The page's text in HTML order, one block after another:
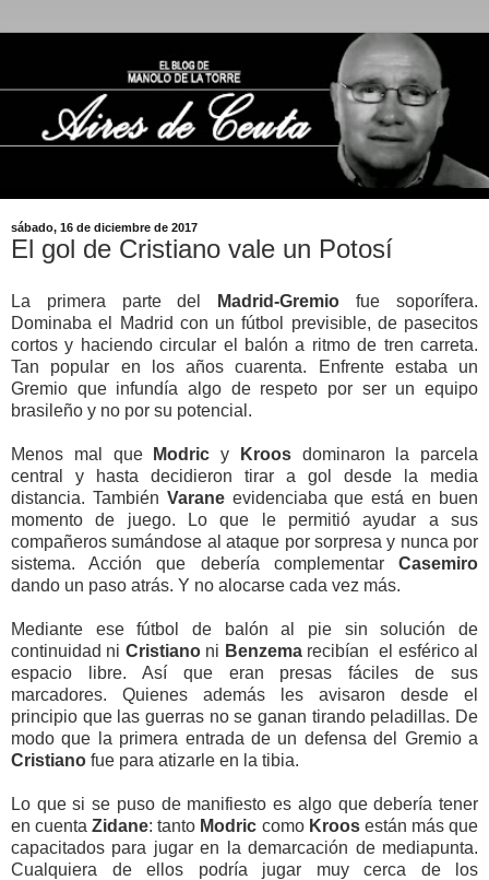
sábado, 16 de diciembre de 2017
El gol de Cristiano vale un Potosí
La primera parte del Madrid-Gremio fue soporífera.
Dominaba el Madrid con un fútbol previsible, de pasecitos
cortos y haciendo circular el balón a ritmo de tren carreta.
Tan popular en los años cuarenta. Enfrente estaba un
Gremio que infundía algo de respeto por ser un equipo
brasileño y no por su potencial.
Menos mal que Modric y Kroosdominaron la parcela
central y hasta decidieron tirar a gol desde la media
distancia. También Varaneevidenciaba que está en buen
momento de juego. Lo que le permitió ayudar a sus
compañeros sumándose al ataque por sorpresa y nunca por
sistema. Acción que debería complementar Casemiro
dando un paso atrás. Y no alocarse cada vez más.
Mediante ese fútbol de balón al pie sin solución de
continuidad ni Cristianoni Benzema recibían el esférico al
espacio libre. Así que eran presas fáciles de sus
marcadores. Quienes además les avisaron desde el
principio que las guerras no se ganan tirando peladillas. De
modo que la primera entrada de un defensa del Gremio a
Cristiano fue para atizarle en la tibia.
Lo que si se puso de manifiesto es algo que debería tener
en cuentaZidane: tanto Modric como Kroosestán más que
capacitados para jugar en la demarcación de mediapunta.
Cualquiera de ellos podría jugar muy cerca de los